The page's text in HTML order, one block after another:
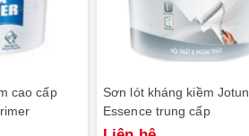
cao cấp
Sơn lót kháng kiềm Jotun
Essence trung cấp